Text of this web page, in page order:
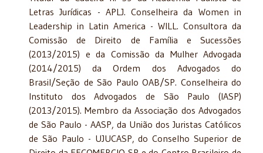
Letras Jurídicas - APLJ. Conselheira da Women in
Leadership in Latin America - WILL. Consultora da
Comissão de Direito de Família e Sucessões
(2013/2015) e da Comissão da Mulher Advogada
(2014/2015) da Ordem dos Advogados do
Brasil/Seção de São Paulo OAB/SP. Conselheira do
Instituto dos Advogados de São Paulo (IASP)
(2013/2015). Membro da Associação dos Advogados
de São Paulo - AASP, da União dos Juristas Católicos
de São Paulo - UJUCASP, do Conselho Superior de